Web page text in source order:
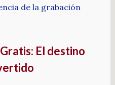
de la grabación
El destino